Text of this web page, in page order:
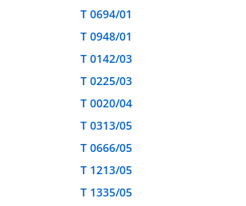
T 0694/01
T 0948/01
T 0142/03
T 0225/03
T 0020/04
T 0313/05
T 0666/05
T 1213/05
T 1335/05